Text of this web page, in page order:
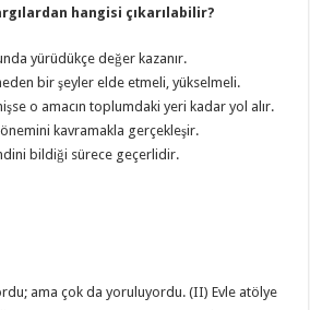
hangisi çıkarılabilir?
yürüdükçe değer kazanır.
bir şeyler elde etmeli, yükselmeli.
o amacın toplumdaki yeri kadar yol alır.
önemini kavramakla gerçekleşir.
bildiği sürece geçerlidir.
ama çok da yoruluyordu. (II) Evle atölye